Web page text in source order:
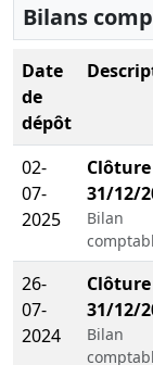
Bilans
Date
de
dépôt
02-
07-
2025
31/12/
Bilan
26-
07-
2024
31/12/
Bilan